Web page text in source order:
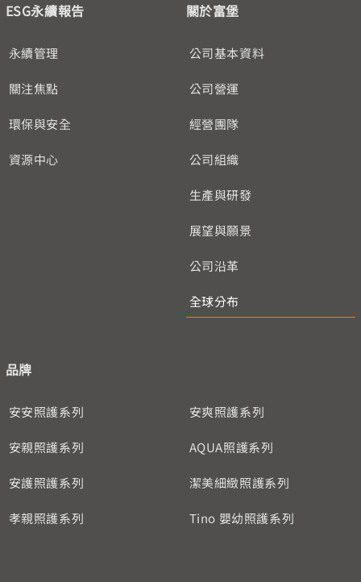
ESG永續報告
永續管理
關注焦點
環保與安全
資源中心
關於富堡
公司基本資料
公司營運
經營團隊
公司組織
生產與研發
展望與願景
公司沿革
全球分布
品牌
安安照護系列
安親照護系列
安護照護系列
孝親照護系列
安爽照護系列
AQUA照護系列
潔美細緻照護系列
Tino 嬰幼照護系列